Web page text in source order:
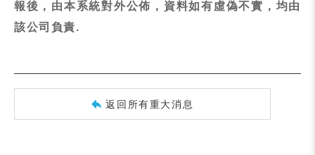
報後，由本系統對外公佈，資料如有虛偽不實，均由
該公司負責.
返回所有重大消息